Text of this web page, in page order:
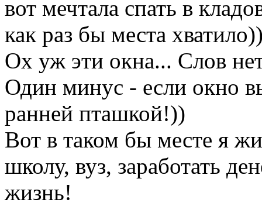
вот мечтала спать в
как раз бы места
Ох уж эти окна... Слов
Один минус - если окно
ранней пташкой!))
Вот в таком бы месте я
школу, вуз, заработать
жизнь!